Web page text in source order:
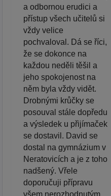
a odbornou erudici a
přístup všech učitelů si
vždy velice
pochvaloval. Dá se říci,
že se dokonce na
každou neděli těšil a
jeho spokojenost na
něm byla vždy vidět.
Drobnými krůčky se
posouval stále dopředu
a výsledek u přijímaček
se dostavil. David se
dostal na gymnázium v
Neratovicích a je z toho
nadšený. Vřele
doporučuji přípravu
všem nerozhodnutým